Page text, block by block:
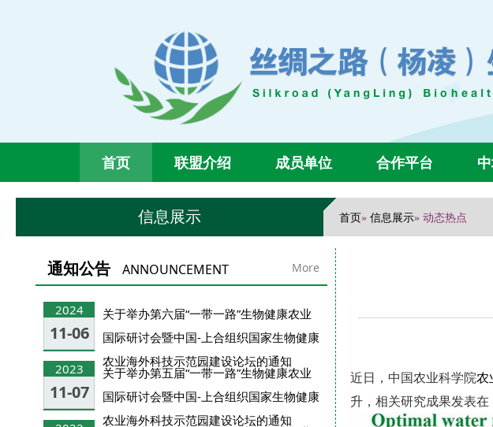
首页 联盟介绍 成员单位 合作平台
信息展示 首页» 信息展示» 动态热点
More
通知公告 ANNOUNCEMENT
2024
11-06
关于举办第六届“一带一路”生物健康农业
国际研讨会暨中国-上合组织国家生物健康
农业海外科技示范园建设论坛的通知
2023
11-07
关于举办第五届“一带一路”生物健康农业
国际研讨会暨中国-上合组织国家生物健康
农业海外科技示范园建设论坛的通知
近日，中国农业科学院农
升，相关研究成果发表